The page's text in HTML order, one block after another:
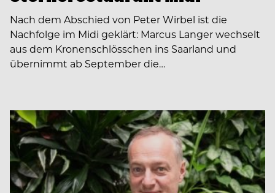
Nach dem Abschied von Peter Wirbel ist die
Nachfolge im Midi geklärt: Marcus Langer wechselt
aus dem Kronenschlösschen ins Saarland und
übernimmt ab September die…